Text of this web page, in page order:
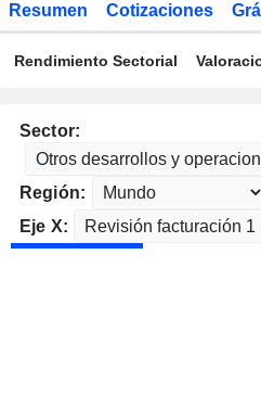
Resumen Cotizaciones
Rendimiento Sectorial
Sector:
Región:
Eje X: